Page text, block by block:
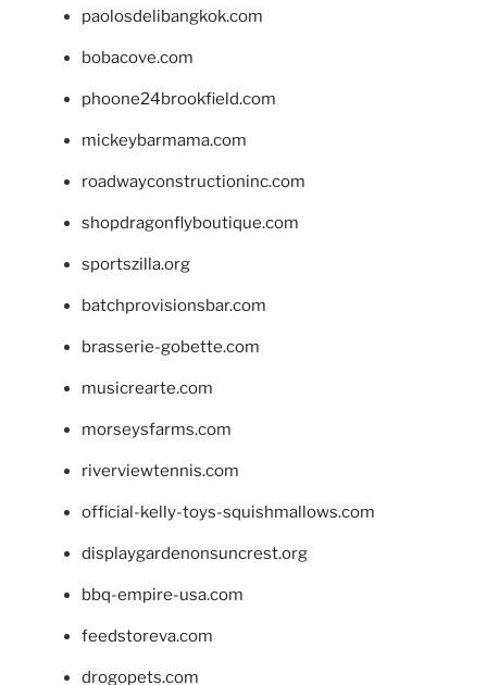
paolosdelibangkok.com
bobacove.com
phoone24brookfield.com
mickeybarmama.com
roadwayconstructioninc.com
shopdragonflyboutique.com
sportszilla.org
batchprovisionsbar.com
brasserie-gobette.com
musicrearte.com
morseysfarms.com
riverviewtennis.com
official-kelly-toys-squishmallows.com
displaygardenonsuncrest.org
bbq-empire-usa.com
feedstoreva.com
drogopets.com